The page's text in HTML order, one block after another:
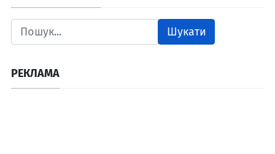
Шукати
РЕКЛАМА